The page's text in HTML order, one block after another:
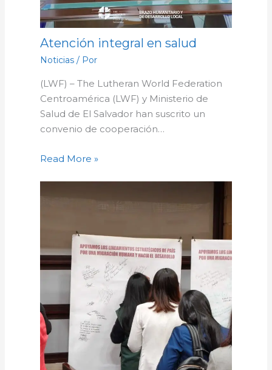
Atención integral en salud
Noticias/ Por
(LWF) – The Lutheran World Federation
Centroamérica (LWF) y Ministerio de
Salud de El Salvador han suscrito un
convenio de cooperación…
Read More »